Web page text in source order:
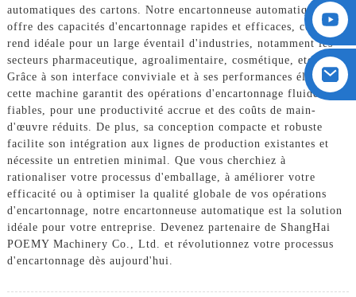
automatiques des cartons. Notre encartonneuse automatique
offre des capacités d'encartonnage rapides et efficaces, ce qui la
rend idéale pour un large éventail d'industries, notamment les
secteurs pharmaceutique, agroalimentaire, cosmétique, etc.
Grâce à son interface conviviale et à ses performances élevées,
cette machine garantit des opérations d'encartonnage fluides et
fiables, pour une productivité accrue et des coûts de main-
d'œuvre réduits. De plus, sa conception compacte et robuste
facilite son intégration aux lignes de production existantes et
nécessite un entretien minimal. Que vous cherchiez à
rationaliser votre processus d'emballage, à améliorer votre
efficacité ou à optimiser la qualité globale de vos opérations
d'encartonnage, notre encartonneuse automatique est la solution
idéale pour votre entreprise. Devenez partenaire de ShangHai
POEMY Machinery Co., Ltd. et révolutionnez votre processus
d'encartonnage dès aujourd'hui.